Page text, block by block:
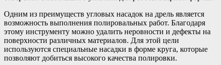
Одним из преимуществ угловых насадок на дрель является
возможность выполнения полировальных работ. Благодаря
этому инструменту можно удалить неровности и дефекты на
поверхности различных материалов. Для этой цели
используются специальные насадки в форме круга, которые
позволяют добиться высокого качества полировки.